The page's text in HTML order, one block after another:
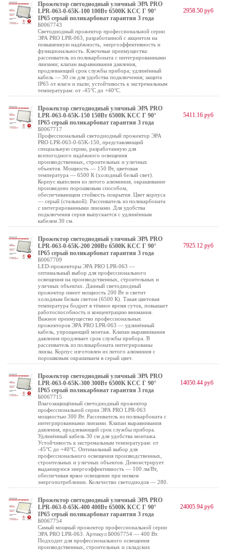
Прожектор светодиодный уличный ЭРА PRO
LPR-063-0-65K-100 100Вт 6500K КСС Г 90°
IP65 серый поликарбонат гарантия 3 года
Б0067743
Светодиодный прожектор профессиональной серии
ЭРА PRO LPR-063, разработанной с акцентом на
повышенную надёжность, энергоэффективность и
функциональность. Ключевые преимущества:
рассеиватель из поликарбоната с интегрированными
линзами; клапан выравнивания давления,
продлевающий срок службы прибора; удлинённый
кабель — 30 см для удобства подключения; защита
IP65 от влаги и пыли; устойчивость к экстремальным
температурам: от -45°C до +40°C.
2958.50 руб
Прожектор светодиодный уличный ЭРА PRO
LPR-063-0-65K-150 150Вт 6500K КСС Г 90°
IP65 серый поликарбонат гарантия 3 года
Б0067717
Профессиональный светодиодный прожектор ЭРА
PRO LPR-063-0-65K-150, представляющий
специальную серию, разработанную для
всепогодного надёжного освещения
производственных, строительных и уличных
объектов. Мощность — 150 Вт, цветовая
температура — 6500 К (холодный белый свет).
Корпус выполнен из литого алюминия, окрашивание
произведено порошковым способом,
обеспечивающим стойкость покрытия. Цвет корпуса
— серый (стальной). Рассеиватель из поликарбоната
с интегрированными линзами. Для удобства
подключения серия выпускается с удлинённым
кабелем 30 см.
5411.16 руб
Прожектор светодиодный уличный ЭРА PRO
LPR-063-0-65K-200 200Вт 6500K КСС Г 90°
IP65 серый поликарбонат гарантия 3 года
Б0067709
LED-прожекторы ЭРА PRO LPR-063 —
оптимальный выбор для профессионального
освещения на производственных, строительных и
уличных объектах. Данный светодиодный
прожектор имеет мощность 200 Вт и светит
холодным белым светом (6500 К). Такая цветовая
температура бодрит в тёмное время суток, повышает
работоспособность и концентрацию внимания.
Важное преимущество профессиональных
прожекторов ЭРА PRO LPR-063 — удлинённый
кабель, упрощающий монтаж. Клапан выравнивания
давления продлевает срок службы прибора. В
рассеиватель из поликарбоната интегрированы
линзы. Корпус изготовлен из литого алюминия с
порошковым окрашиваем в серый цвет.
7925.12 руб
Прожектор светодиодный уличный ЭРА PRO
LPR-063-0-65K-300 300Вт 6500K КСС Г 90°
IP65 серый поликарбонат гарантия 3 года
Б0067715
Влагозащищённый светодиодный прожектор
профессиональной серии ЭРА PRO LPR-063
мощностью 300 Вт. Рассеиватель из поликарбоната с
интегрированными линзами. Клапан выравнивания
давления, продлевающий срок службы прибора.
Удлинённый кабель 30 см для удобства монтажа.
Устойчивость к экстремальным температурам: от
-45°C до +40°C. Оптимальный выбор для
профессионального освещения производственных,
строительных и уличных объектов. Демонстрирует
выдающуюся энергоэффективность — 100 лм/Вт,
обеспечивая яркое освещение при низком
энергопотреблении. Количество светодиодов — 280.
14050.44 руб
Прожектор светодиодный уличный ЭРА PRO
LPR-063-0-65K-400 400Вт 6500K КСС Г 90°
IP65 серый поликарбонат гарантия 3 года
Б0067754
Самый мощный прожектор профессиональной серии
ЭРА PRO LPR-063. Артикул Б0067754 — 400 Вт.
Подходит для профессионального освещения
производственных, строительных и складских
24005.94 руб